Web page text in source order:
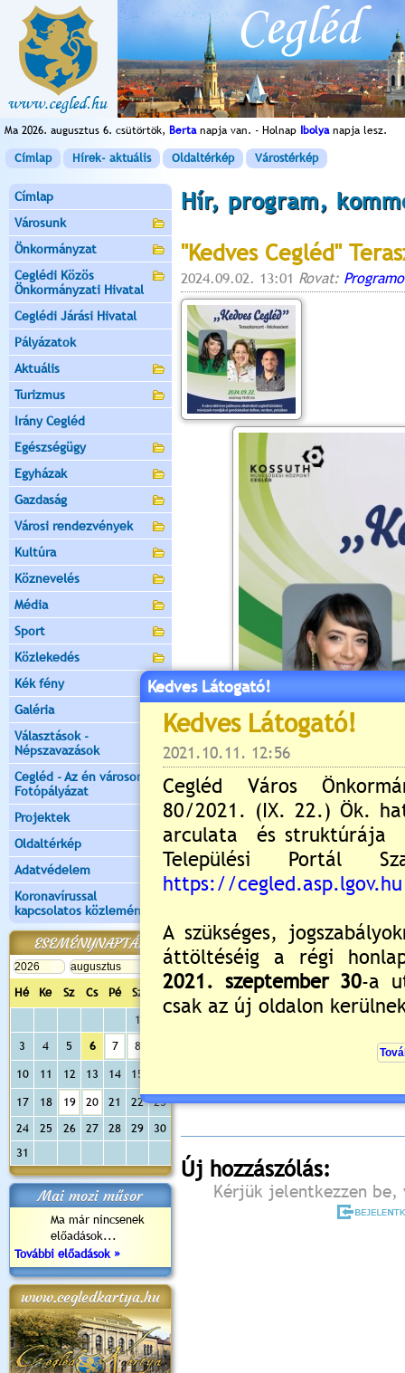
Ma 2026. augusztus 6. csütörtök, Bertanapja van. - Holnap Ibolyanapja lesz.
Címlap Hírek- aktuális Oldaltérkép Várostérkép
Címlap
Városunk
Önkormányzat
Ceglédi Közös
Önkormányzati Hivatal
Ceglédi Járási Hivatal
Pályázatok
Aktuális
Turizmus
Irány Cegléd
Egészségügy
Egyházak
Gazdaság
Városi rendezvények
Kultúra
Köznevelés
Média
Sport
Közlekedés
Kék fény
Galéria
Választások -
Népszavazások
Cegléd - Az én városom -
Fotópályázat
Projektek
Oldaltérkép
Adatvédelem
Koronavírussal
kapcsolatos közlemények
ESEMÉNYNAPTÁR
Hé Ke Sz Cs Pé Sz
Va
1
3
4 5 6 7 8
10 11 12 13 14 15
17 18 19 20 21 22
23
24
25 26 27 28 29
30
31
Mai mozi műsor
Ma már nincsenek
előadások...
További előadások »
www.cegledkartya.hu
Hír, program,
"Kedves Cegléd"
2024.09.02. 13:01 Rovat:
Új hozzászólás:
Kérjük jelentkezzen be,
Kedves Látogató!